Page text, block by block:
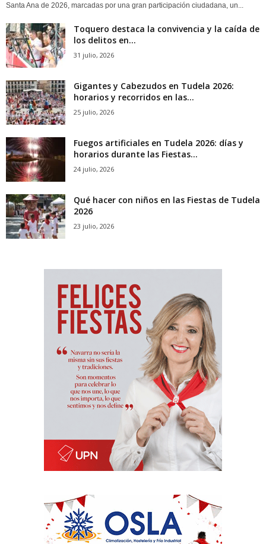
Santa Ana de 2026, marcadas por una gran participación ciudadana, un...
Toquero destaca la convivencia y la caída de
los delitos en...
31 julio, 2026
Gigantes y Cabezudos en Tudela 2026:
horarios y recorridos en las...
25 julio, 2026
Fuegos artificiales en Tudela 2026: días y
horarios durante las Fiestas...
24 julio, 2026
Qué hacer con niños en las Fiestas de Tudela
2026
23 julio, 2026